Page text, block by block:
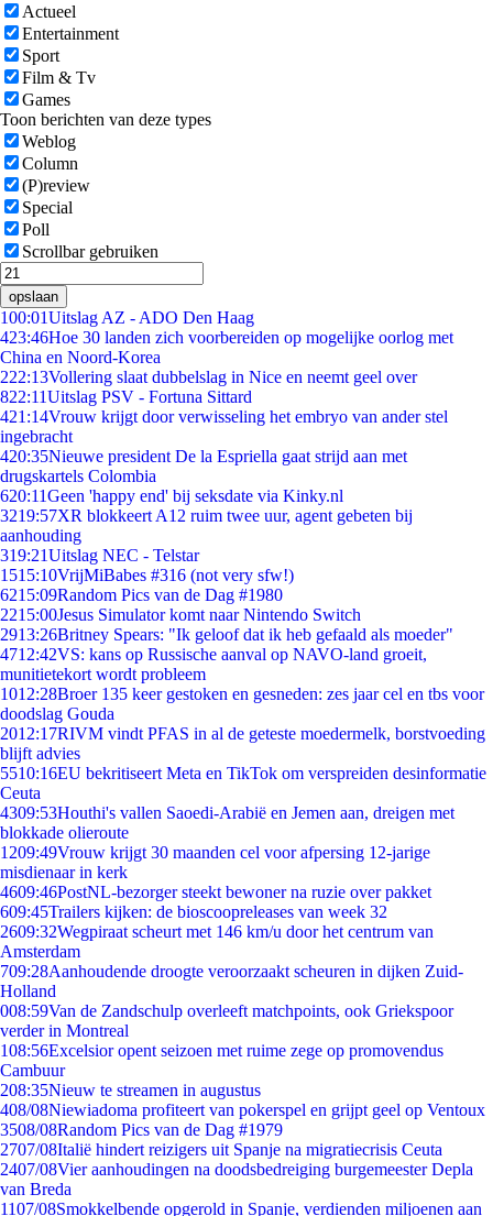
Actueel
Entertainment
Sport
Film & Tv
Games
Toon berichten van deze types
Weblog
Column
(P)review
Special
Poll
Scrollbar gebruiken
opslaan
100:01Uitslag AZ - ADO Den Haag
423:46Hoe 30 landen zich voorbereiden op mogelijke oorlog met
China en Noord-Korea
222:13Vollering slaat dubbelslag in Nice en neemt geel over
822:11Uitslag PSV - Fortuna Sittard
421:14Vrouw krijgt door verwisseling het embryo van ander stel
ingebracht
420:35Nieuwe president De la Espriella gaat strijd aan met
drugskartels Colombia
620:11Geen 'happy end' bij seksdate via Kinky.nl
3219:57XR blokkeert A12 ruim twee uur, agent gebeten bij
aanhouding
319:21Uitslag NEC - Telstar
1515:10VrijMiBabes #316 (not very sfw!)
6215:09Random Pics van de Dag #1980
2215:00Jesus Simulator komt naar Nintendo Switch
2913:26Britney Spears: "Ik geloof dat ik heb gefaald als moeder"
4712:42VS: kans op Russische aanval op NAVO-land groeit,
munitietekort wordt probleem
1012:28Broer 135 keer gestoken en gesneden: zes jaar cel en tbs voor
doodslag Gouda
2012:17RIVM vindt PFAS in al de geteste moedermelk, borstvoeding
blijft advies
5510:16EU bekritiseert Meta en TikTok om verspreiden desinformatie
Ceuta
4309:53Houthi's vallen Saoedi-Arabië en Jemen aan, dreigen met
blokkade olieroute
1209:49Vrouw krijgt 30 maanden cel voor afpersing 12-jarige
misdienaar in kerk
4609:46PostNL-bezorger steekt bewoner na ruzie over pakket
609:45Trailers kijken: de bioscoopreleases van week 32
2609:32Wegpiraat scheurt met 146 km/u door het centrum van
Amsterdam
709:28Aanhoudende droogte veroorzaakt scheuren in dijken Zuid-
Holland
008:59Van de Zandschulp overleeft matchpoints, ook Griekspoor
verder in Montreal
108:56Excelsior opent seizoen met ruime zege op promovendus
Cambuur
208:35Nieuw te streamen in augustus
408/08Niewiadoma profiteert van pokerspel en grijpt geel op Ventoux
3508/08Random Pics van de Dag #1979
2707/08Italië hindert reizigers uit Spanje na migratiecrisis Ceuta
2407/08Vier aanhoudingen na doodsbedreiging burgemeester Depla
van Breda
1107/08Smokkelbende opgerold in Spanje, verdienden miljoenen aan